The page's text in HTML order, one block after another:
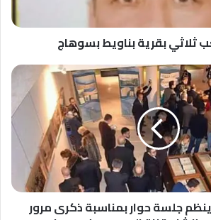
ثلاثي بقرية بناويط بسوهاج
جلسة حوار بمناسبة ذكرى مرور